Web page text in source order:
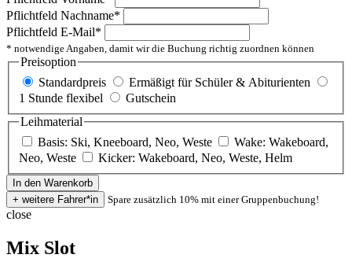
Pflichtfeld Nachname*
Pflichtfeld E-Mail*
* notwendige Angaben, damit wir die Buchung richtig zuordnen können
Preisoption
Standardpreis
Ermäßigt für Schüler & Abiturienten
1 Stunde flexibel
Gutschein
Leihmaterial
Basis: Ski, Kneeboard, Neo, Weste
Wake: Wakeboard,
Neo, Weste
Kicker: Wakeboard, Neo, Weste, Helm
Spare zusätzlich 10% mit einer Gruppenbuchung!
close
Mix Slot